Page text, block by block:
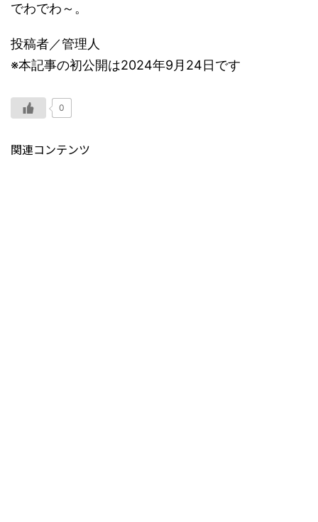
でわでわ～。
投稿者／管理人
※本記事の初公開は2024年9月24日です
0
関連コンテンツ